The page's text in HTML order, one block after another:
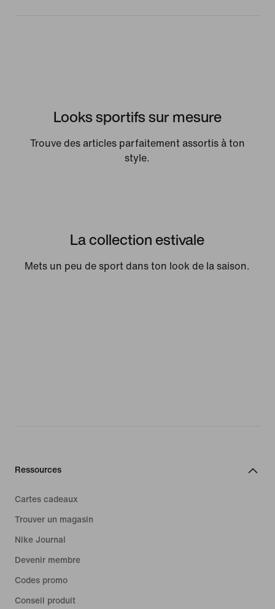
Looks sportifs sur mesure
Trouve des articles parfaitement assortis à ton
style.
La collection estivale
Mets un peu de sport dans ton look de la saison.
Ressources
Cartes cadeaux
Trouver un magasin
Nike Journal
Devenir membre
Codes promo
Conseil produit